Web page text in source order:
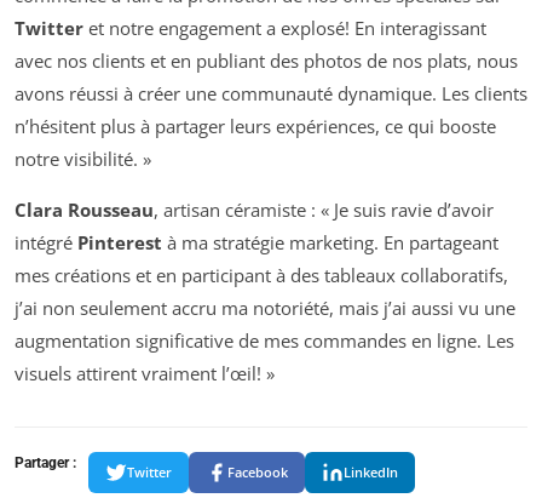
Twitter et notre engagement a explosé! En interagissant
avec nos clients et en publiant des photos de nos plats, nous
avons réussi à créer une communauté dynamique. Les clients
n’hésitent plus à partager leurs expériences, ce qui booste
notre visibilité. »
Clara Rousseau, artisan céramiste : « Je suis ravie d’avoir
intégré Pinterest à ma stratégie marketing. En partageant
mes créations et en participant à des tableaux collaboratifs,
j’ai non seulement accru ma notoriété, mais j’ai aussi vu une
augmentation significative de mes commandes en ligne. Les
visuels attirent vraiment l’œil! »
Partager :
Twitter Facebook LinkedIn